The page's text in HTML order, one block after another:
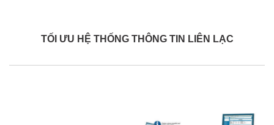
TỐI ƯU HỆ THỐNG THÔNG TIN LIÊN LẠC